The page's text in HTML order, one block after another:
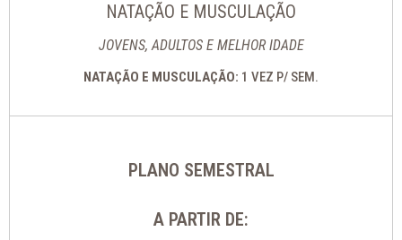
NATAÇÃO E MUSCULAÇÃO
JOVENS, ADULTOS E MELHOR IDADE
NATAÇÃO E MUSCULAÇÃO: 1 VEZ P/ SEM.
PLANO SEMESTRAL
A PARTIR DE: